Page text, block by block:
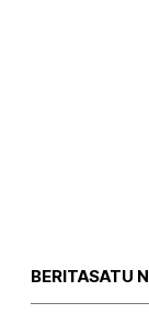
BERITASATU